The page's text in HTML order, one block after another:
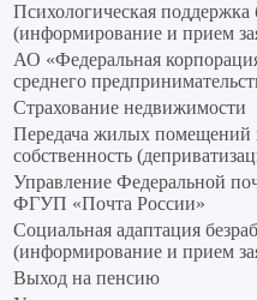
Психологическая поддержка
(информирование и прием
АО «Федеральная
среднего
Страхование недвижимости
Передача жилых
собственность
Управление Федеральной
ФГУП «Почта России»
Социальная адаптация
(информирование и прием
Выход на пенсию